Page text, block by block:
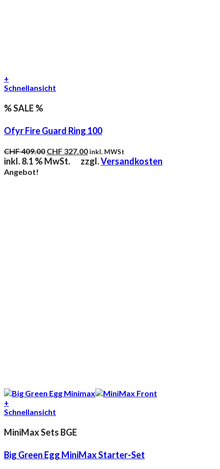
+
Schnellansicht
% SALE %
Ofyr Fire Guard Ring 100
CHF409.00 Ursprünglicher
Preis
CHF 327.00Aktueller
Preis
ist:
inkl. MWSt
inkl. 8.1 % MwSt. zzgl.Versandkosten
Angebot!
+
Schnellansicht
MiniMax Sets BGE
Big Green Egg MiniMax Starter-Set